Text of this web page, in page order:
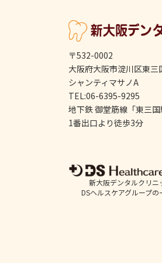
〒532-0002
大阪府大阪市淀川区東
シャンティマサノA
TEL:06-6395-9295
地下鉄 御堂筋線「東三国
1番出口より徒歩3分
新大阪デンタルクリニ
DSヘルスケアグループの